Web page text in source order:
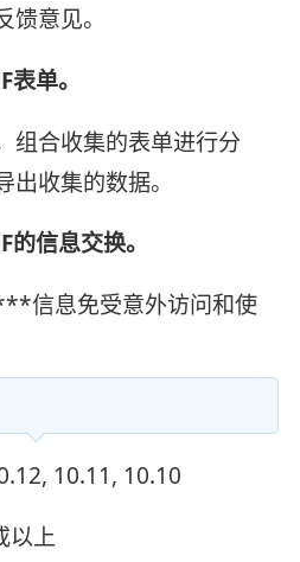
意见。
单。
组合收集的表单进行分
收集的数据。
信息交换。
信息免受意外访问和使
10.11, 10.10
以上